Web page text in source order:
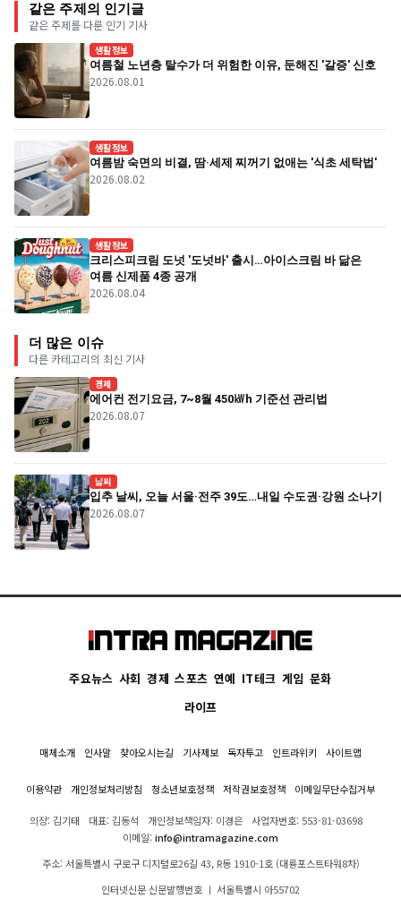
같은 주제의 인기글
같은 주제를 다룬 인기 기사
생활정보
여름철 노년층 탈수가 더 위험한 이유, 둔해진 '갈증' 신호
2026.08.01
생활정보
여름밤 숙면의 비결, 땀·세제 찌꺼기 없애는 '식초 세탁법'
2026.08.02
생활정보
크리스피크림 도넛 '도넛바' 출시…아이스크림 바 닮은
여름 신제품 4종 공개
2026.08.04
더 많은 이슈
다른 카테고리의 최신 기사
경제
에어컨 전기요금, 7~8월 450㎾h 기준선 관리법
2026.08.07
날씨
입추 날씨, 오늘 서울·전주 39도…내일 수도권·강원 소나기
2026.08.07
주요뉴스 사회 경제 스포츠 연예 IT테크 게임 문화
라이프
매체소개 인사말 찾아오시는길 기사제보 독자투고 인트라위키 사이트맵
이용약관 개인정보처리방침 청소년보호정책 저작권보호정책 이메일무단수집거부
의장: 김기태 대표: 김동석 개인정보책임자: 이경은
사업자번호: 553-81-03698
이메일:info@intramagazine.com
주소: 서울특별시 구로구 디지털로26길 43, R동 1910-1호 (대륭포스트타워8차)
인터넷신문 신문발행번호 ㅣ 서울특별시 아55702